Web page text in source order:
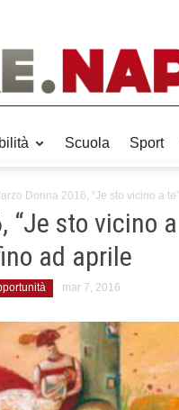
Scuola Sport
Donna 2016, “Je sto vicino a
“Je sto vicino
ad aprile
mar 7, 2016